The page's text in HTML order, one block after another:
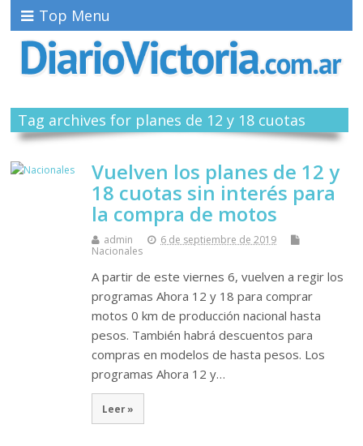
Top Menu
Tag archives for planes de 12 y 18 cuotas
Vuelven los planes de 12 y
18 cuotas sin interés para
la compra de motos
admin
6 de septiembre de 2019
Nacionales
A partir de este viernes 6, vuelven a regir los
programas Ahora 12 y 18 para comprar
motos 0 km de producción nacional hasta
pesos. También habrá descuentos para
compras en modelos de hasta pesos. Los
programas Ahora 12 y…
Leer »